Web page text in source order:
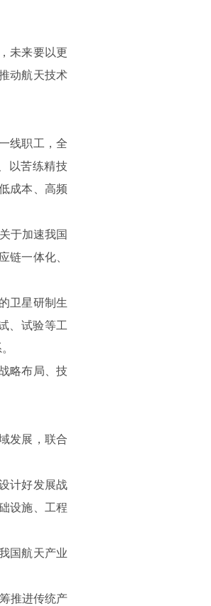
未来要以更
动航天技术
线职工，全
以苦练精技
成本、高频
于加速我国
链一体化、
卫星研制生
、试验等工
略布局、技
发展，联合
计好发展战
设施、工程
国航天产业
推进传统产